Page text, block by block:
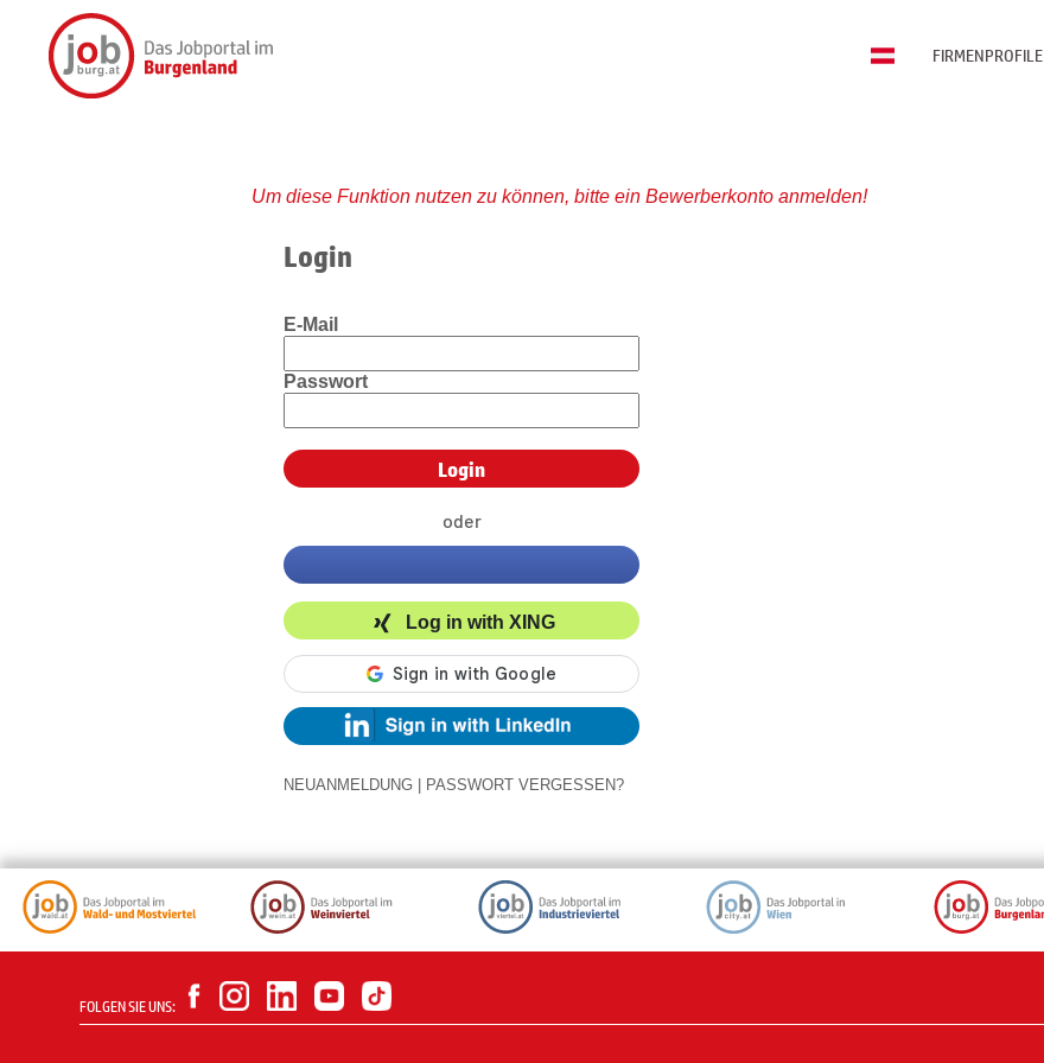
FIRMENPROFILE
Um diese Funktion nutzen zu können, bitte ein Bewerberkonto anmelden!
Login
E-Mail
Passwort
oder
Log in with XING
NEUANMELDUNG PASSWORT VERGESSEN?
FOLGEN SIE UNS: